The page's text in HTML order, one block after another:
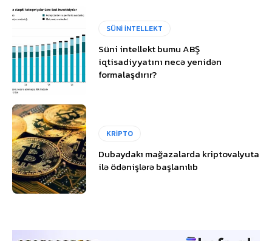
SÜNİ İNTELLEKT
Süni intellekt bumu ABŞ
iqtisadiyyatını necə yenidən
formalaşdırır?
KRİPTO
Dubaydakı mağazalarda kriptovalyuta
ilə ödənişlərə başlanılıb